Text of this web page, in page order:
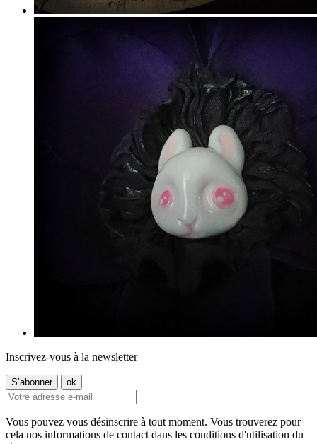
Inscrivez-vous à la newsletter
Vous pouvez vous désinscrire à tout moment. Vous trouverez pour
cela nos informations de contact dans les conditions d'utilisation du